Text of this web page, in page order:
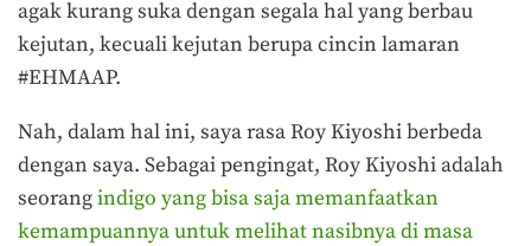
agak kurang suka dengan segala hal yang berbau
kejutan, kecuali kejutan berupa cincin lamaran
#EHMAAP.
Nah, dalam hal ini, saya rasa Roy Kiyoshi berbeda
dengan saya. Sebagai pengingat, Roy Kiyoshi adalah
seorangindigo yang bisa saja memanfaatkan
kemampuannya untuk melihat nasibnya di masa